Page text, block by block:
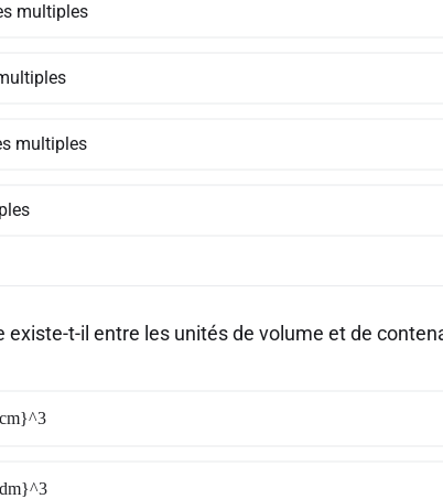
multiples
multiples
existe-t-il entre les unités de volume et de